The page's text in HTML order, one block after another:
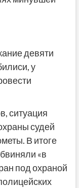
девяти
у
ситуация
судей
В итоге
«в
под охраной